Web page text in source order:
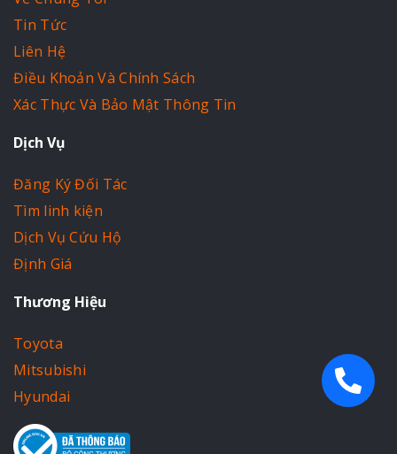
Tin Tức
Liên Hệ
Điều Khoản Và Chính Sách
Xác Thực Và Bảo Mật Thông Tin
Dịch Vụ
Đăng Ký Đối Tác
Tìm linh kiện
Dịch Vụ Cứu Hộ
Định Giá
Thương Hiệu
Toyota
Mitsubishi
Hyundai